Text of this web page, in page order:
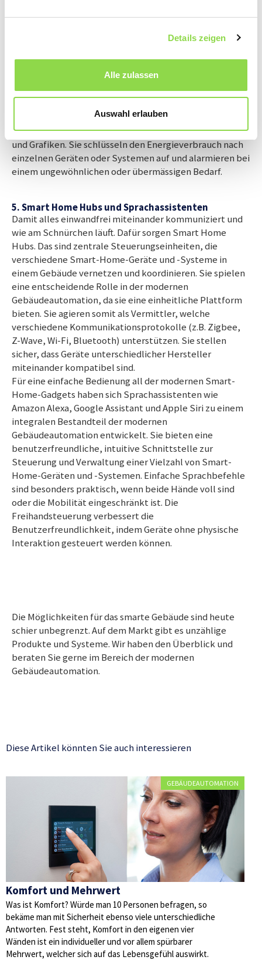
Details zeigen
Alle zulassen
Auswahl erlauben
den Gesamtenergieverbrauch reduzieren. Die optimierte
industriell-gewerblichen Bereich helfen
Energieüberwachungssysteme, Nachhaltigkeitsziele zu
erreichen und Zertifizierungen zu erlangen.
der Überwachung des aktuellen Energieverbrauchs und
visualisieren Energieverbrauchsmuster in Dashboards
und Grafiken. Sie schlüsseln den Energieverbrauch nach
einzelnen Geräten oder Systemen auf und alarmieren bei
einem ungewöhnlichen oder übermässigen Bedarf.
5. Smart Home Hubs und Sprachassistenten
Damit alles einwandfrei miteinander kommuniziert und
wie am Schnürchen läuft. Dafür sorgen Smart Home
Hubs. Das sind zentrale Steuerungseinheiten, die
verschiedene Smart-Home-Geräte und -Systeme in
einem Gebäude vernetzen und koordinieren. Sie spielen
eine entscheidende Rolle in der modernen
Gebäudeautomation, da sie eine einheitliche Plattform
bieten. Sie agieren somit als Vermittler, welche
verschiedene Kommunikationsprotokolle (z.B. Zigbee,
Z-Wave, Wi-Fi, Bluetooth) unterstützen. Sie stellen
sicher, dass Geräte unterschiedlicher Hersteller
miteinander kompatibel sind.
Für eine einfache Bedienung all der modernen Smart-
Home-Gadgets haben sich Sprachassistenten wie
Amazon Alexa, Google Assistant und Apple Siri zu einem
integralen Bestandteil der modernen
Gebäudeautomation entwickelt. Sie bieten eine
benutzerfreundliche, intuitive Schnittstelle zur
Steuerung und Verwaltung einer Vielzahl von Smart-
Home-Geräten und -Systemen. Einfache Sprachbefehle
sind besonders praktisch, wenn beide Hände voll sind
oder die Mobilität eingeschränkt ist. Die
Freihandsteuerung verbessert die
Benutzerfreundlichkeit, indem Geräte ohne physische
Interaktion gesteuert werden können.
Die Möglichkeiten für das smarte Gebäude sind heute
schier unbegrenzt. Auf dem Markt gibt es unzählige
Produkte und Systeme. Wir haben den Überblick und
beraten Sie gerne im Bereich der modernen
Gebäudeautomation.
Diese Artikel könnten Sie auch interessieren
GEBÄUDEAUTOMATION
Komfort und Mehrwert
Was ist Komfort? Würde man 10 Personen befragen, so
bekäme man mit Sicherheit ebenso viele unterschiedliche
Antworten. Fest steht, Komfort in den eigenen vier
Wänden ist ein individueller und vor allem spürbarer
Mehrwert, welcher sich auf das Lebensgefühl auswirkt.